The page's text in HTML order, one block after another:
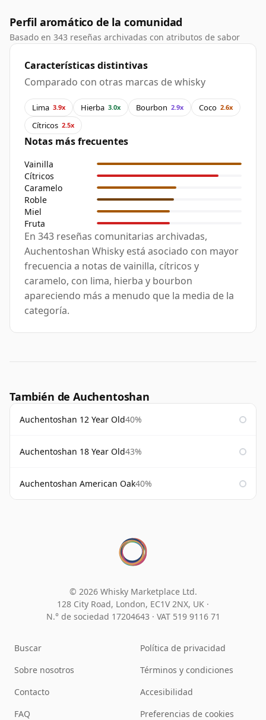
Perfil aromático de la comunidad
Basado en 343 reseñas archivadas con atributos de sabor
Características distintivas
Comparado con otras marcas de whisky
Lima 3.9x Hierba 3.0x Bourbon 2.9x Coco 2.6x
Cítricos 2.5x
Notas más frecuentes
Vainilla
Cítricos
Caramelo
Roble
Miel
Fruta
En 343 reseñas comunitarias archivadas,
Auchentoshan Whisky está asociado con mayor
frecuencia a notas de vainilla, cítricos y
caramelo, con lima, hierba y bourbon
apareciendo más a menudo que la media de la
categoría.
También de Auchentoshan
Auchentoshan 12 Year Old40%
Auchentoshan 18 Year Old43%
Auchentoshan American Oak40%
© 2026 Whisky Marketplace Ltd.
128 City Road, London, EC1V 2NX, UK ·
N.° de sociedad 17204643 · VAT 519 9116 71
Buscar
Sobre nosotros
Contacto
FAQ
Política de privacidad
Términos y condiciones
Accesibilidad
Preferencias de cookies